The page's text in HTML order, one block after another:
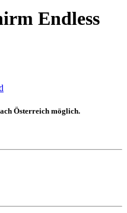
Endless
Österreich möglich.